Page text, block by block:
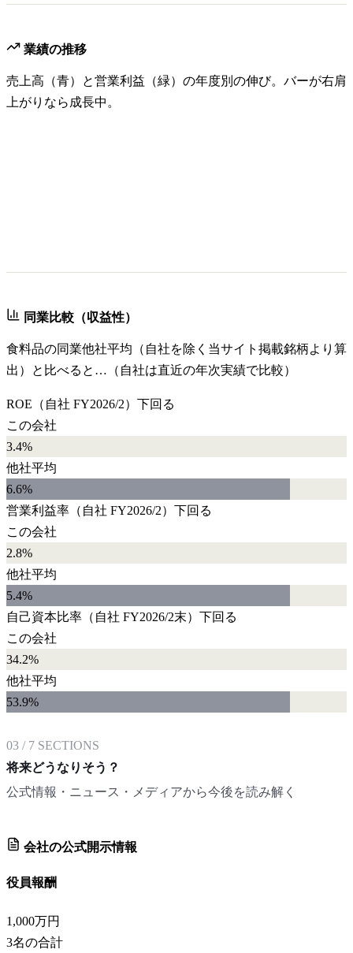
業績の推移
売上高（青）と営業利益（緑）の年度別の伸び。バーが右肩
上がりなら成長中。
同業比較（収益性）
食料品の同業他社平均（自社を除く当サイト掲載銘柄より算
出）と比べると…（自社は直近の年次実績で比較）
ROE （自社 FY2026/2） 下回る
この会社
3.4%
他社平均
6.6%
営業利益率 （自社 FY2026/2） 下回る
この会社
2.8%
他社平均
5.4%
自己資本比率 （自社 FY2026/2末） 下回る
この会社
34.2%
他社平均
53.9%
03 / 7 SECTIONS
将来どうなりそう？
公式情報・ニュース・メディアから今後を読み解く
会社の公式開示情報
役員報酬
1,000万円
3名の合計